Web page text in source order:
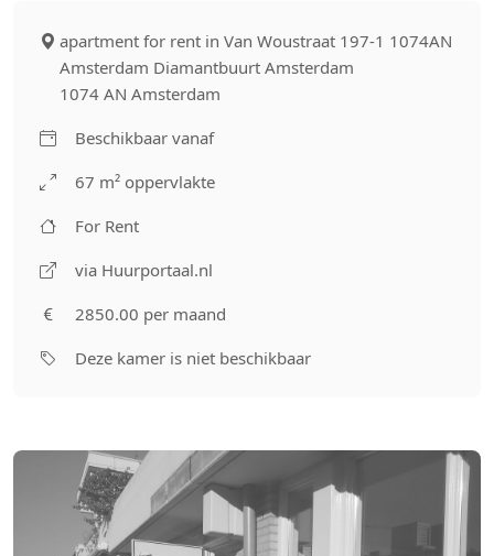
apartment for rent in Van Woustraat 197-1 1074AN
Amsterdam Diamantbuurt Amsterdam
1074 AN Amsterdam
Beschikbaar vanaf
67 m² oppervlakte
For Rent
via Huurportaal.nl
2850.00 per maand
Deze kamer is niet beschikbaar